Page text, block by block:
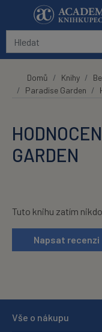
Přeskočit na hlavní obsah
Domů Knihy
Paradise Garden
GARDEN
Tuto knihu zatím
Napsat recenzi
Vše o nákupu